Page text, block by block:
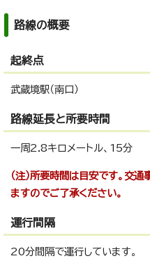
路線の概要
起終点
武蔵境駅（南口）
路線延長と所要時間
一周2.8キロメートル、15分
（注）所要時間は目安です。交
ますのでご了承ください。
運行間隔
20分間隔で運行しています。